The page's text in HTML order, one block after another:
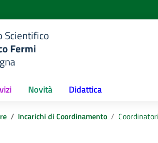
Scientifico
Fermi
Novità Didattica
Incarichi di Coordinamento